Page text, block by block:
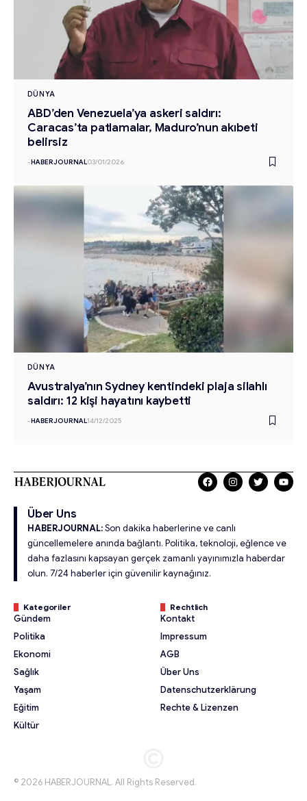
DÜNYA
ABD’den Venezuela’ya askeri saldırı:
Caracas’ta patlamalar, Maduro’nun akıbeti
belirsiz
-HABERJOURNAL03/01/2026
DÜNYA
Avustralya’nın Sydney kentindeki plaja silahlı
saldırı: 12 kişi hayatını kaybetti
-HABERJOURNAL14/12/2025
Über Uns
HABERJOURNAL:Son dakika haberlerine ve canlı
güncellemelere anında bağlantı. Politika, teknoloji, eğlence ve
daha fazlasını kapsayan gerçek zamanlı yayınımızla haberdar
olun. 7/24 haberler için güvenilir kaynağınız.
Kategoriler
Gündem
Politika
Ekonomi
Sağlık
Yaşam
Eğitim
Kültür
Rechtlich
Kontakt
Impressum
AGB
Über Uns
Datenschutzerklärung
Rechte & Lizenzen
© 2026 HABERJOURNAL. All Rights Reserved.